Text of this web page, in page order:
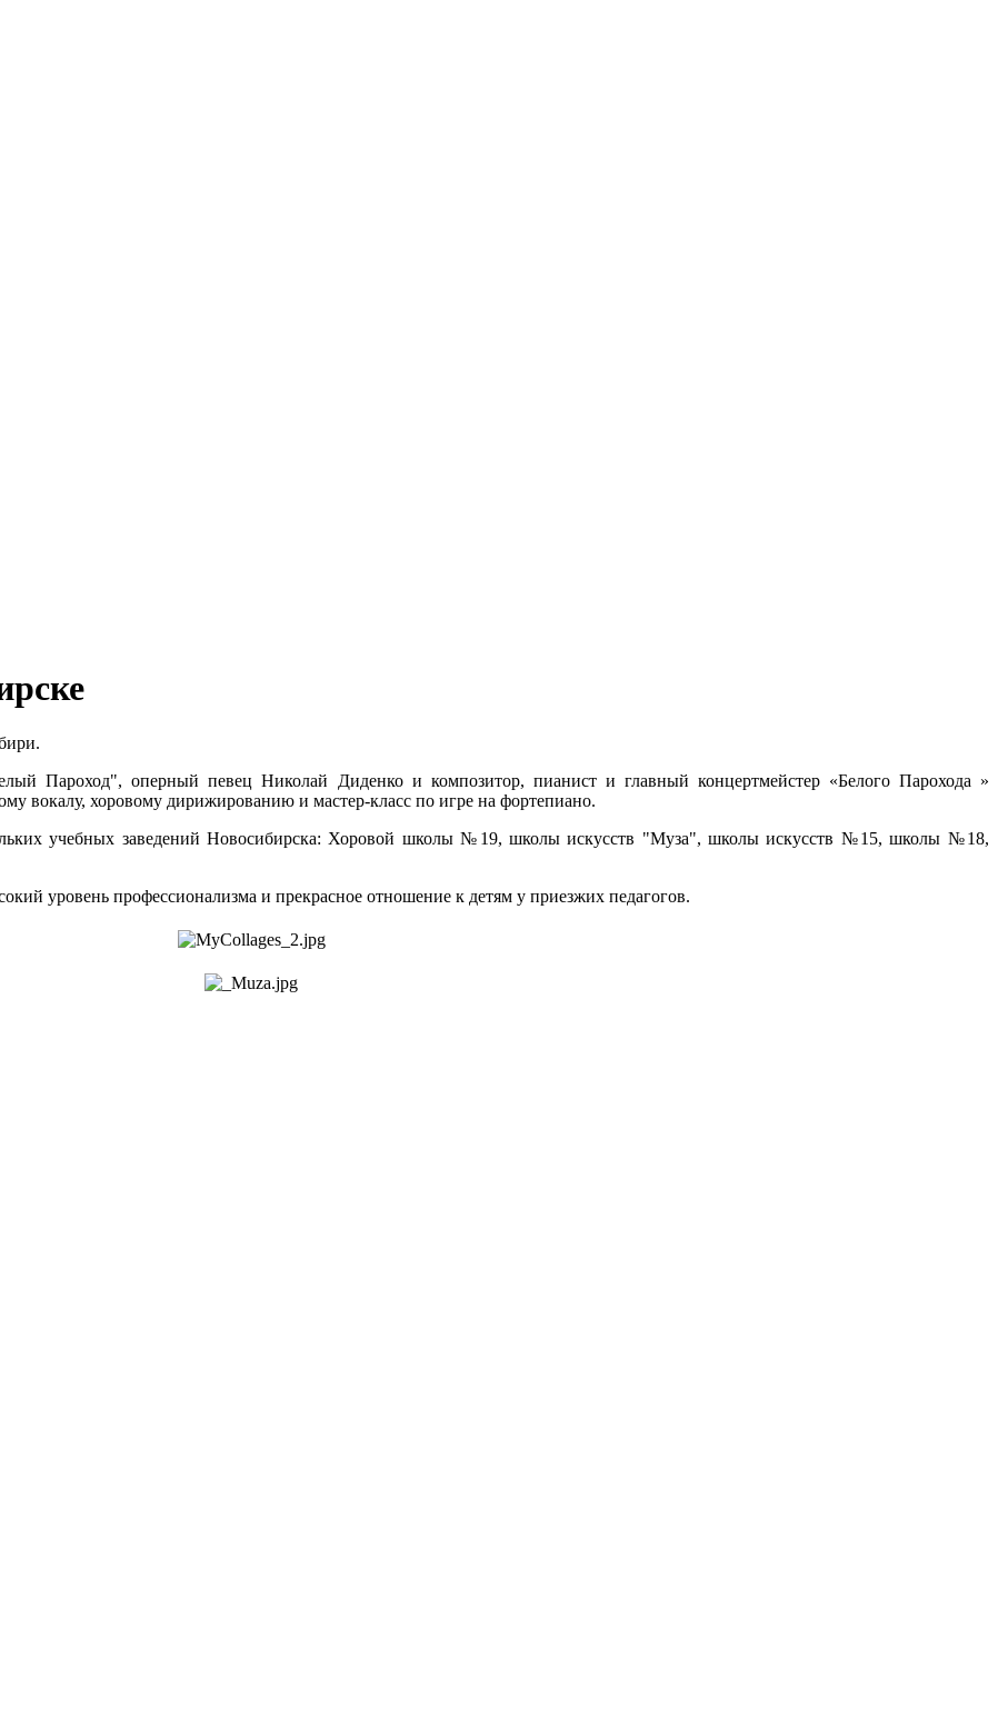
Пароход", оперный певец Николай Диденко и композитор, пианист и главный концертмейстер «Белого Парохода »
вокалу, хоровому дирижированию и мастер-класс по игре на фортепиано.
учебных заведений Новосибирска: Хоровой школы №19, школы искусств "Муза", школы искусств №15, школы №18,
уровень профессионализма и прекрасное отношение к детям у приезжих педагогов.